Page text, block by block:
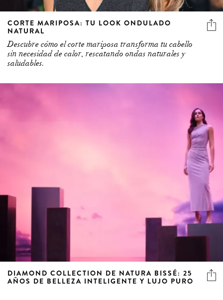
CORTE MARIPOSA: TU LOOK ONDULADO
NATURAL
Descubre cómo el corte mariposa transforma tu cabello
sin necesidad de calor, rescatando ondas naturales y
saludables.
DIAMOND COLLECTION DE NATURA BISSÉ: 25
AÑOS DE BELLEZA INTELIGENTE Y LUJO PURO